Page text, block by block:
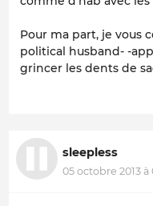
Pour ma part, je vous
political husband- -
grincer les dents de
sleepless
05 octobre 2013 à